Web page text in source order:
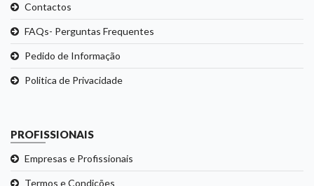
Contactos
FAQs- Perguntas Frequentes
Pedido de Informação
Politica de Privacidade
PROFISSIONAIS
Empresas e Profissionais
Termos e Condições